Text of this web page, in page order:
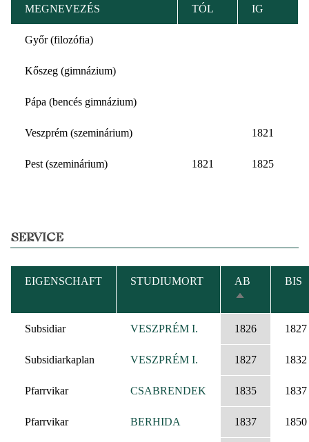
MEGNEVEZÉS TÓL IG
Győr (filozófia)
Kőszeg (gimnázium)
Pápa (bencés gimnázium)
Veszprém (szeminárium) 1821
Pest (szeminárium) 1821 1825
SERVICE
EIGENSCHAFT STUDIUMORT
AB
ABSTEIGEND
SORTIEREN
BIS
Subsidiar VESZPRÉM I. 1826 1827
Subsidiarkaplan VESZPRÉM I. 1827 1832
Pfarrvikar CSABRENDEK 1835 1837
Pfarrvikar BERHIDA 1837 1850